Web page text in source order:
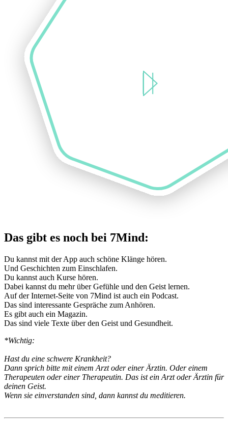
Das gibt es noch bei 7Mind:
Du kannst mit der App auch schöne Klänge hören.
Und Geschichten zum Einschlafen.
Du kannst auch Kurse hören.
Dabei kannst du mehr über Gefühle und den Geist lernen.
Auf der Internet-Seite von 7Mind ist auch ein Podcast.
Das sind interessante Gespräche zum Anhören.
Es gibt auch ein Magazin.
Das sind viele Texte über den Geist und Gesundheit.
*Wichtig:
Hast du eine schwere Krankheit?
Dann sprich bitte mit einem Arzt oder einer Ärztin. Oder einem
Therapeuten oder einer Therapeutin. Das ist ein Arzt oder Ärztin für
deinen Geist.
Wenn sie einverstanden sind, dann kannst du meditieren.